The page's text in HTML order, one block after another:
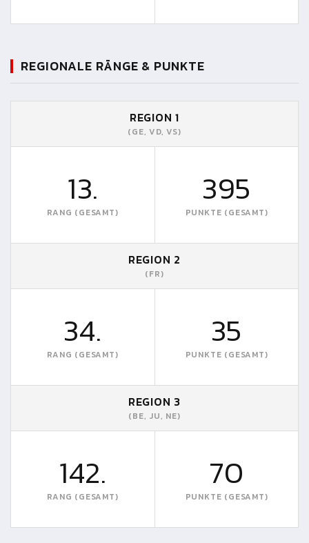
REGIONALE RÄNGE & PUNKTE
REGION 1
(GE, VD, VS)
13.
RANG (GESAMT)
395
PUNKTE (GESAMT)
REGION 2
(FR)
34.
RANG (GESAMT)
35
PUNKTE (GESAMT)
REGION 3
(BE, JU, NE)
142.
RANG (GESAMT)
70
PUNKTE (GESAMT)